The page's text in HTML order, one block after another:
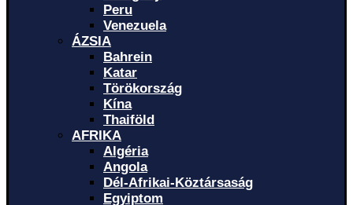
Peru
Venezuela
ÁZSIA
Bahrein
Katar
Törökország
Kína
Thaiföld
AFRIKA
Algéria
Angola
Dél-Afrikai-Köztársaság
Egyiptom